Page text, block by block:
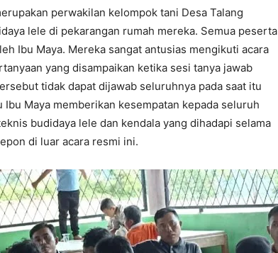
perwakilan kelompok tani Desa Talang
lele di pekarangan rumah mereka. Semua peserta
Ibu Maya. Mereka sangat antusias mengikuti acara
yang disampaikan ketika sesi tanya jawab
tidak dapat dijawab seluruhnya pada saat itu
Maya memberikan kesempatan kepada seluruh
budidaya lele dan kendala yang dihadapi selama
di luar acara resmi ini.